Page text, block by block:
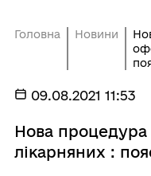
Головна Новини
09.08.2021 11:53
Нова
лікарняних :